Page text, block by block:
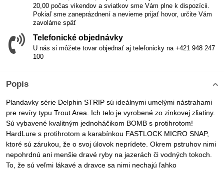
20,00 počas vikendov a sviatkov sme Vám plne k dispozícii.
Pokiaľ sme zaneprázdnení a nevieme prijať hovor, určite Vám
zavoláme späť
Telefonické objednávky
U nás si môžete tovar objednať aj telefonicky na +421 948 247
100
Popis
Plandavky série Delphin STRIP sú ideálnymi umelými nástrahami
pre revíry typu Trout Area. Ich telo je vyrobené zo zinkovej zliatiny.
Sú vybavené kvalitným jednoháčikom BOMB s protihrotom!
HardLure s protihrotom a karabínkou FASTLOCK MICRO SNAP,
ktoré sú zárukou, že o svoj úlovok neprídete. Okrem pstruhov nimi
nepohrdnú ani menšie dravé ryby na jazerách či vodných tokoch.
To, že sú veľmi lákavé a dravce sa nimi nechajú ľahko